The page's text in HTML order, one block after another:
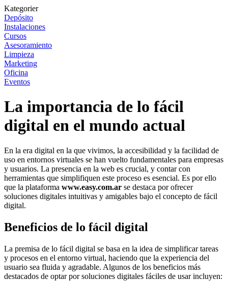
Kategorier
Depósito
Instalaciones
Cursos
Asesoramiento
Limpieza
Marketing
Oficina
Eventos
La importancia de lo fácil
digital en el mundo actual
En la era digital en la que vivimos, la accesibilidad y la facilidad de
uso en entornos virtuales se han vuelto fundamentales para empresas
y usuarios. La presencia en la web es crucial, y contar con
herramientas que simplifiquen este proceso es esencial. Es por ello
que la plataforma www.easy.com.ar se destaca por ofrecer
soluciones digitales intuitivas y amigables bajo el concepto de fácil
digital.
Beneficios de lo fácil digital
La premisa de lo fácil digital se basa en la idea de simplificar tareas
y procesos en el entorno virtual, haciendo que la experiencia del
usuario sea fluida y agradable. Algunos de los beneficios más
destacados de optar por soluciones digitales fáciles de usar incluyen: